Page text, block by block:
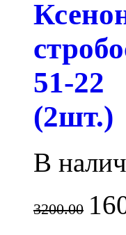
51-22
(2шт.)
В
3200.00